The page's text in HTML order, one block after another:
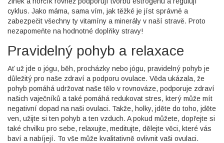
cyklus. Jako máma, sama vím, jak těžké je jíst správně a
zabezpečit všechny ty vitamíny a minerály v naší stravě. Proto
nezapomeňte na hodnotné doplňky stravy!
Pravidelný pohyb a relaxace
Ať už jde o jógu, běh, procházky nebo jógu, pravidelný pohyb je
důležitý pro naše zdraví a podporu ovulace. Věda ukázala, že
pohyb pomáhá udržovat naše tělo v rovnováze, podporuje zdraví
našich vaječníků a také pomáhá redukovat stres, který může mít
negativní dopad na naši ovulaci. Takže, holky, jděte do toho, jděte
ven, užijte si ten pohyb a ten vzduch. A pokud můžete, dopřejte si
také chvilku pro sebe, relaxujte, meditujte, dělejte věci, které vás
baví a nabíjejí. To vše může kvalitativně ovlivnit vaši ovulaci.